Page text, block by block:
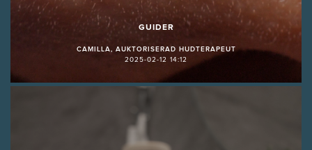
GUIDER
CAMILLA, AUKTORISERAD HUDTERAPEUT
2025-02-12 14:12